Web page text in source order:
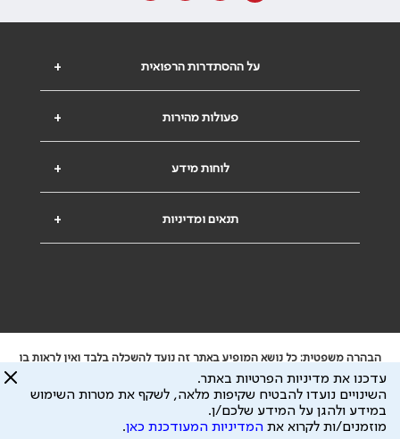
+ על ההסתדרות הרפואית
+ פעולות מהירות
+ לוחות מידע
+ תנאים ומדיניות
הבהרה משפטית: כל נושא המופיע באתר זה נועד להשכלה בלבד ואין לראות בו
ייעוץ רפואי או משפטי. אין הר"י אחראית לתוכן המתפרסם באתר זה ולכל נזק
שעלול להיגרם.
ידוע לי שהר"י אוספת ושומרת מידע אישי לצורך מתן השרות וכי חלק ממנו עשוי
להיות מועבר לצדדים שלישיים, הכל בכפוף למדיניות הפרטיות
עדכנו את מדיניות הפרטיות באתר.
השינויים נועדו להבטיח שקיפות מלאה, לשקף את מטרות השימוש
במידע ולהגן על המידע שלכם/ן.
מוזמנים/ות לקרוא את המדיניות המעודכנת כאן.